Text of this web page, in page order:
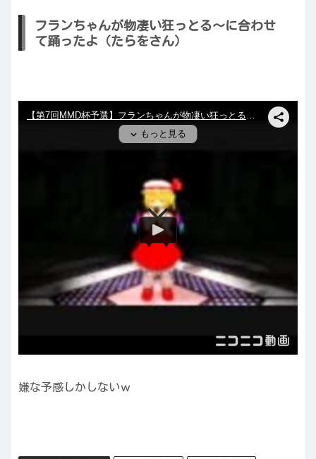
フランちゃんが物凄い狂っとる～に合わせ
て踊ったよ（たらをさん）
嫌な予感しかしないｗ